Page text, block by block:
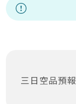
三日空品預報